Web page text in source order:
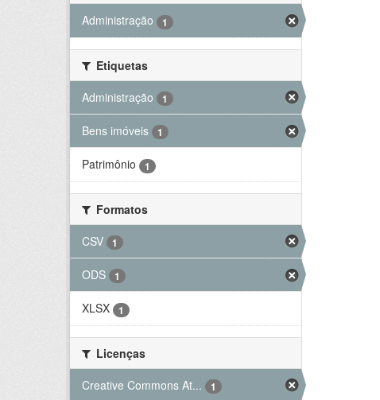
Administração
1
Etiquetas
Administração
1
Bens imóveis 1
Patrimônio 1
Formatos
CSV
1
ODS 1
XLSX 1
Licenças
Creative Commons At...
1